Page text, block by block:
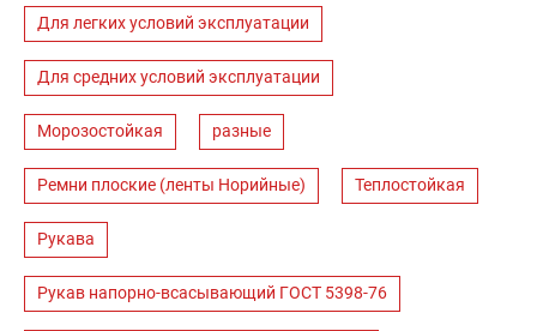
Для легких условий эксплуатации
Для средних условий эксплуатации
Морозостойкая разные
Ремни плоские (ленты Норийные) Теплостойкая
Рукава
Рукав напорно-всасывающий ГОСТ 5398-76